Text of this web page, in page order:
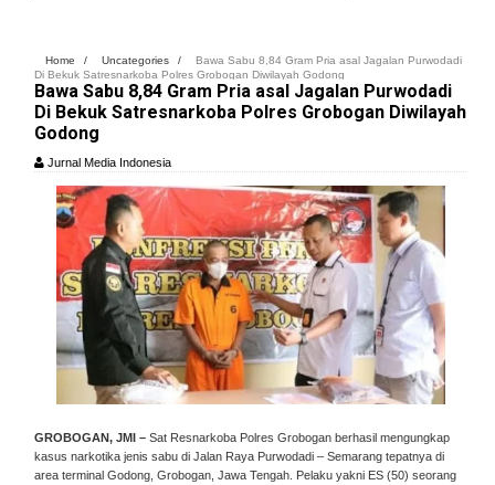
Home / Uncategories /
Bawa Sabu 8,84 Gram Pria asal Jagalan Purwodadi
Di Bekuk Satresnarkoba Polres Grobogan Diwilayah Godong
Bawa Sabu 8,84 Gram Pria asal Jagalan Purwodadi
Di Bekuk Satresnarkoba Polres Grobogan Diwilayah
Godong
Jurnal Media Indonesia
GROBOGAN, JMI – Sat Resnarkoba Polres Grobogan berhasil mengungkap
kasus narkotika jenis sabu di Jalan Raya Purwodadi – Semarang tepatnya di
area terminal Godong, Grobogan, Jawa Tengah. Pelaku yakni ES (50) seorang